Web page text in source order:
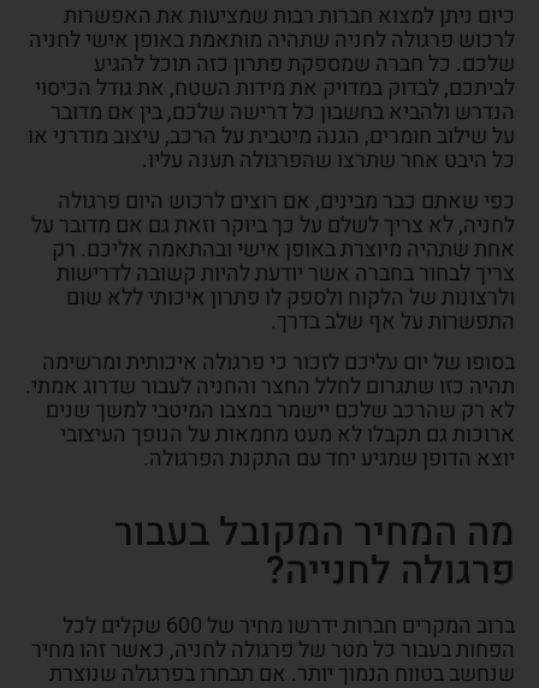
כיום ניתן למצוא חברות רבות שמציעות את האפשרות
לרכוש פרגולה לחניה שתהיה מותאמת באופן אישי לחניה
שלכם. כל חברה שמספקת פתרון כזה תוכל להגיע
לביתכם, לבדוק במדויק את מידות השטח, את גודל הכיסוי
הנדרש ולהביא בחשבון כל דרישה שלכם, בין אם מדובר
על שילוב חומרים, הגנה מיטבית על הרכב, עיצוב מודרני או
כל היבט אחר שתרצו שהפרגולה תענה עליו.
כפי שאתם כבר מבינים, אם רוצים לרכוש היום פרגולה
לחניה, לא צריך לשלם על כך ביוקר וזאת גם אם מדובר על
אחת שתהיה מיוצרת באופן אישי ובהתאמה אליכם. רק
צריך לבחור בחברה אשר יודעת להיות קשובה לדרישות
ולרצונות של הלקוח ולספק לו פתרון איכותי ללא שום
התפשרות על אף שלב בדרך.
בסופו של יום עליכם לזכור כי פרגולה איכותית ומרשימה
תהיה כזו שתגרום לחלל החצר והחניה לעבור שדרוג אמתי.
לא רק שהרכב שלכם יישמר במצבו המיטבי למשך שנים
ארוכות גם תקבלו לא מעט מחמאות על הנופך העיצובי
יוצא הדופן שמגיע יחד עם התקנת הפרגולה.
מה המחיר המקובל בעבור
פרגולה לחנייה?
ברוב המקרים חברות ידרשו מחיר של 600 שקלים לכל
הפחות בעבור כל מטר של פרגולה לחניה, כאשר זהו מחיר
שנחשב בטווח הנמוך יותר. אם תבחרו בפרגולה שנוצרת